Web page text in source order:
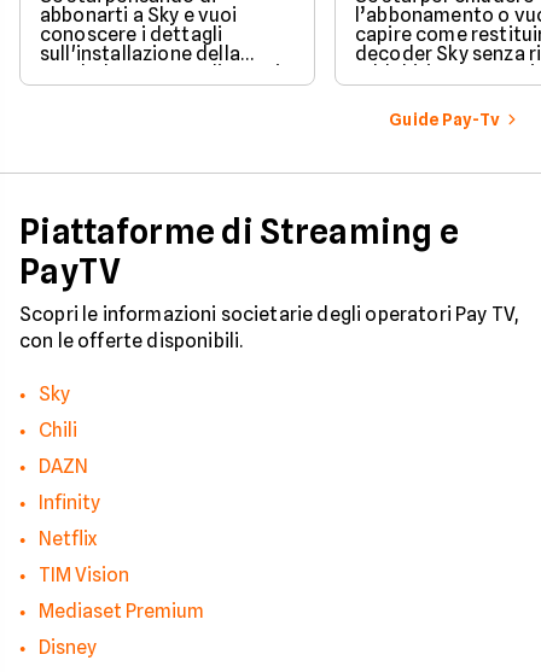
abbonarti a Sky e vuoi
conoscere i dettagli
sull'installazione della
costi associati
l’abbonamento o
capire come
decoder Sky senza
porta passo dopo
Guide Pay-Tv
Piattaforme di Streaming e
PayTV
Scopri le informazioni societarie degli operatori Pay TV,
con le offerte disponibili.
Sky
Chili
DAZN
Infinity
Netflix
TIM Vision
Mediaset Premium
Disney